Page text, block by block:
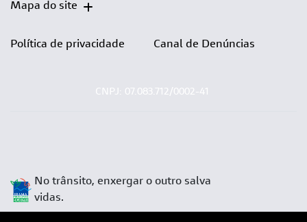
Mapa do site
Política de privacidade Canal de Denúncias
CNPJ: 07.083.712/0002-41
No trânsito, enxergar o outro salva
vidas.